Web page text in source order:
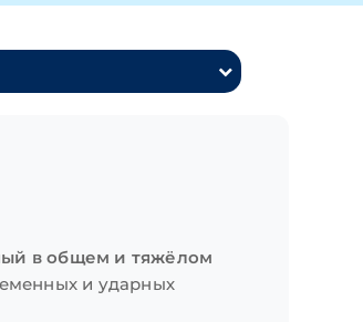
в общем и тяжёлом
и ударных